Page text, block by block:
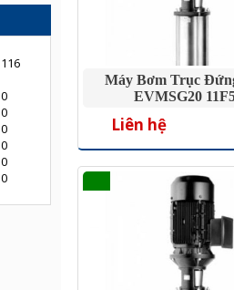
116
0
0
0
0
0
0
Máy Bơm Trục
EVMSG20
Liên hệ